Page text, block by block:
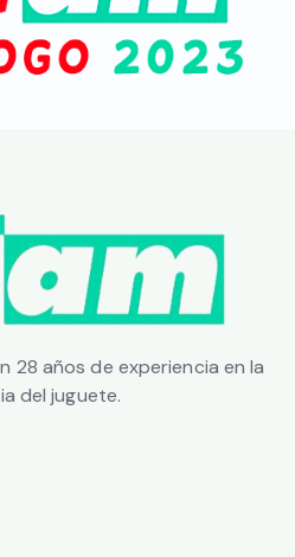
28 años de experiencia en la
del juguete.